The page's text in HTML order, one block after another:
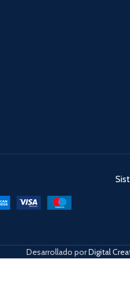
Desarrollado porDigital